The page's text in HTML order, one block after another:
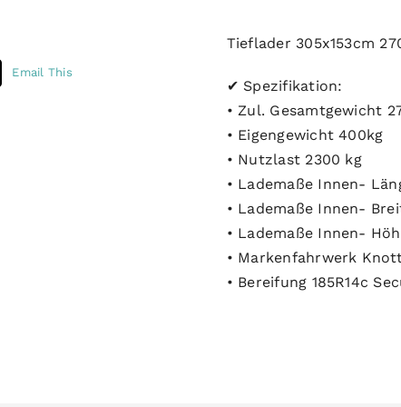
Email This
Tieflader 305x153cm
✔ Spezifikation:
• Zul. Gesamtgewicht
• Eigengewicht 400kg
• Nutzlast 2300 kg
• Lademaße Innen-
• Lademaße Innen-
• Lademaße Innen-
• Markenfahrwerk
• Bereifung 185R14c